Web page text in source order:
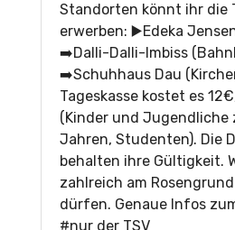
Standorten könnt ihr die
erwerben: ▶️Edeka
➡️Dalli-Dalli-Imbiss
➡️Schuhhaus Dau
Tageskasse kostet es
(Kinder und Jugendliche
Jahren, Studenten). Die
behalten ihre Gültigkeit.
zahlreich am
dürfen. Genaue Infos
#nur der TSV